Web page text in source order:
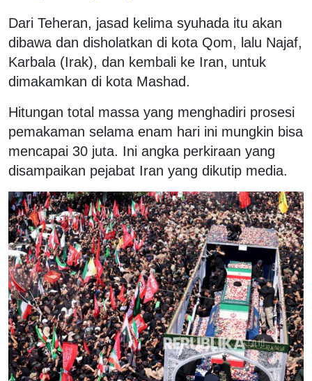
Dari Teheran, jasad kelima syuhada itu akan
dibawa dan disholatkan di kota Qom, lalu Najaf,
Karbala (Irak), dan kembali ke Iran, untuk
dimakamkan di kota Mashad.
Hitungan total massa yang menghadiri prosesi
pemakaman selama enam hari ini mungkin bisa
mencapai 30 juta. Ini angka perkiraan yang
disampaikan pejabat Iran yang dikutip media.